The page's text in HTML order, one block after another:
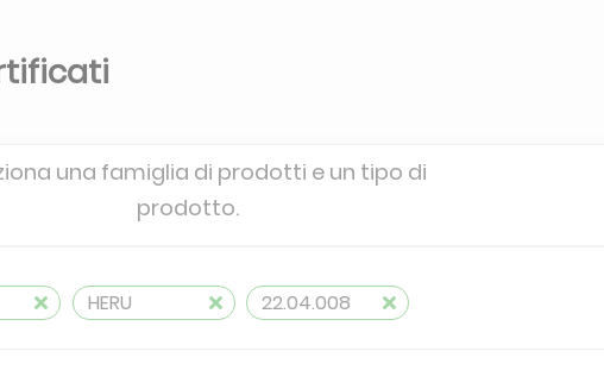
una famiglia di prodotti e un tipo di
prodotto.
HERU 22.04.008